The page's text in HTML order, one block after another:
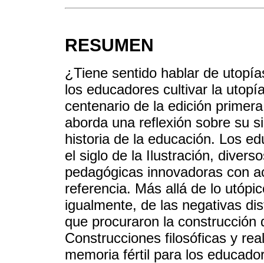
RESUMEN
¿Tiene sentido hablar de
los educadores cultivar la
centenario de la edición
aborda una reflexión sobre su
historia de la educación. Los
el siglo de la Ilustración,
pedagógicas innovadoras con
referencia. Más allá de lo
igualmente, de las negativas
que procuraron la construcción
Construcciones filosóficas y
memoria fértil para los